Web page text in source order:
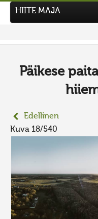
UUSI KUVAKILPAILU
Hiite kuvavõistlus
HIITE MAJA
Päikese
Edellinen
Kuva 18/540